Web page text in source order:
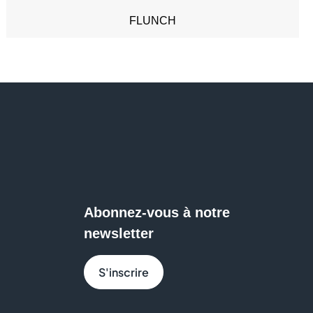
FLUNCH
FREE
HISTOIRE D'OR
JEAN TROGNEUX
Abonnez-vous à notre
newsletter
S'inscrire